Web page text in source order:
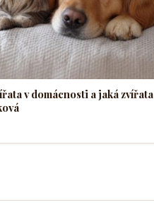
v domácnosti a jaká